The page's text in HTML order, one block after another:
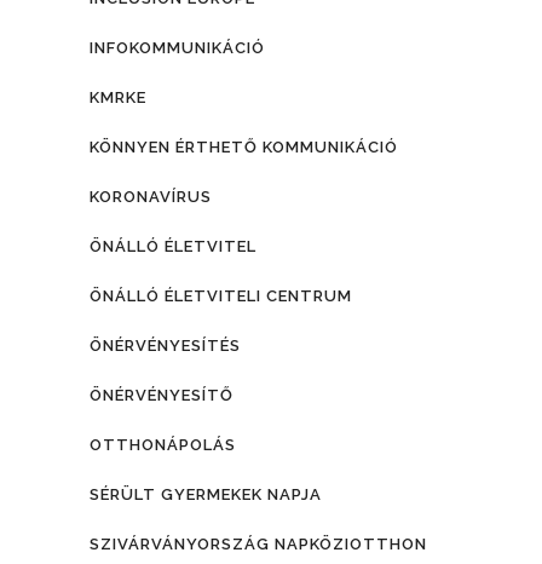
INFOKOMMUNIKÁCIÓ
KMRKE
KÖNNYEN ÉRTHETŐ KOMMUNIKÁCIÓ
KORONAVÍRUS
ÖNÁLLÓ ÉLETVITEL
ÖNÁLLÓ ÉLETVITELI CENTRUM
ÖNÉRVÉNYESÍTÉS
ÖNÉRVÉNYESÍTŐ
OTTHONÁPOLÁS
SÉRÜLT GYERMEKEK NAPJA
SZIVÁRVÁNYORSZÁG NAPKÖZIOTTHON